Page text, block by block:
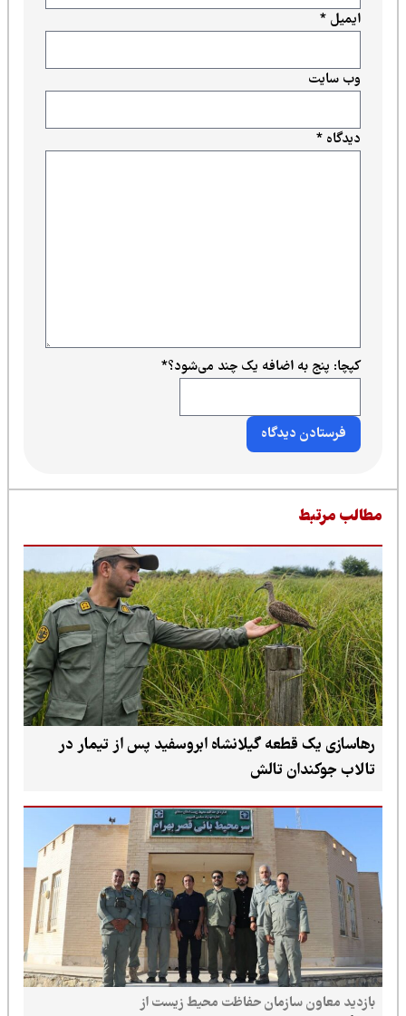
دیدگاه*
ایمیل*
وب‌ سایت
کپچا: پنج به اضافه یک چند می‌شود؟*
مرتبط
رهاسازی یک قطعه گیلانشاه ابروسفید پس از تیمار در
تالاب جوکندان تالش
بازدید معاون سازمان حفاظت محیط زیست از